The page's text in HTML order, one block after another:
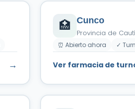
→
🏥 Cunco
Provincia de
⏰ Abierto ahora ✓
Ver farmacia de